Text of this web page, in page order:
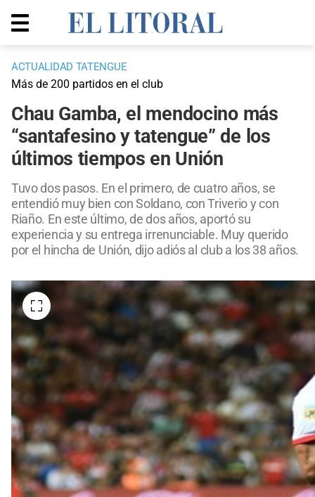
ACTUALIDAD TATENGUE
Más de 200 partidos en el club
Chau Gamba, el mendocino más
“santafesino y tatengue” de los
últimos tiempos en Unión
Tuvo dos pasos. En el primero, de cuatro años, se
entendió muy bien con Soldano, con Triverio y con
Riaño. En este último, de dos años, aportó su
experiencia y su entrega irrenunciable. Muy querido
por el hincha de Unión, dijo adiós al club a los 38 años.